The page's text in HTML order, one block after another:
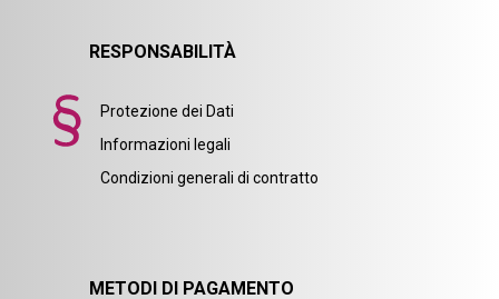
RESPONSABILITÀ
Protezione dei Dati
Informazioni legali
Condizioni generali di contratto
METODI DI PAGAMENTO